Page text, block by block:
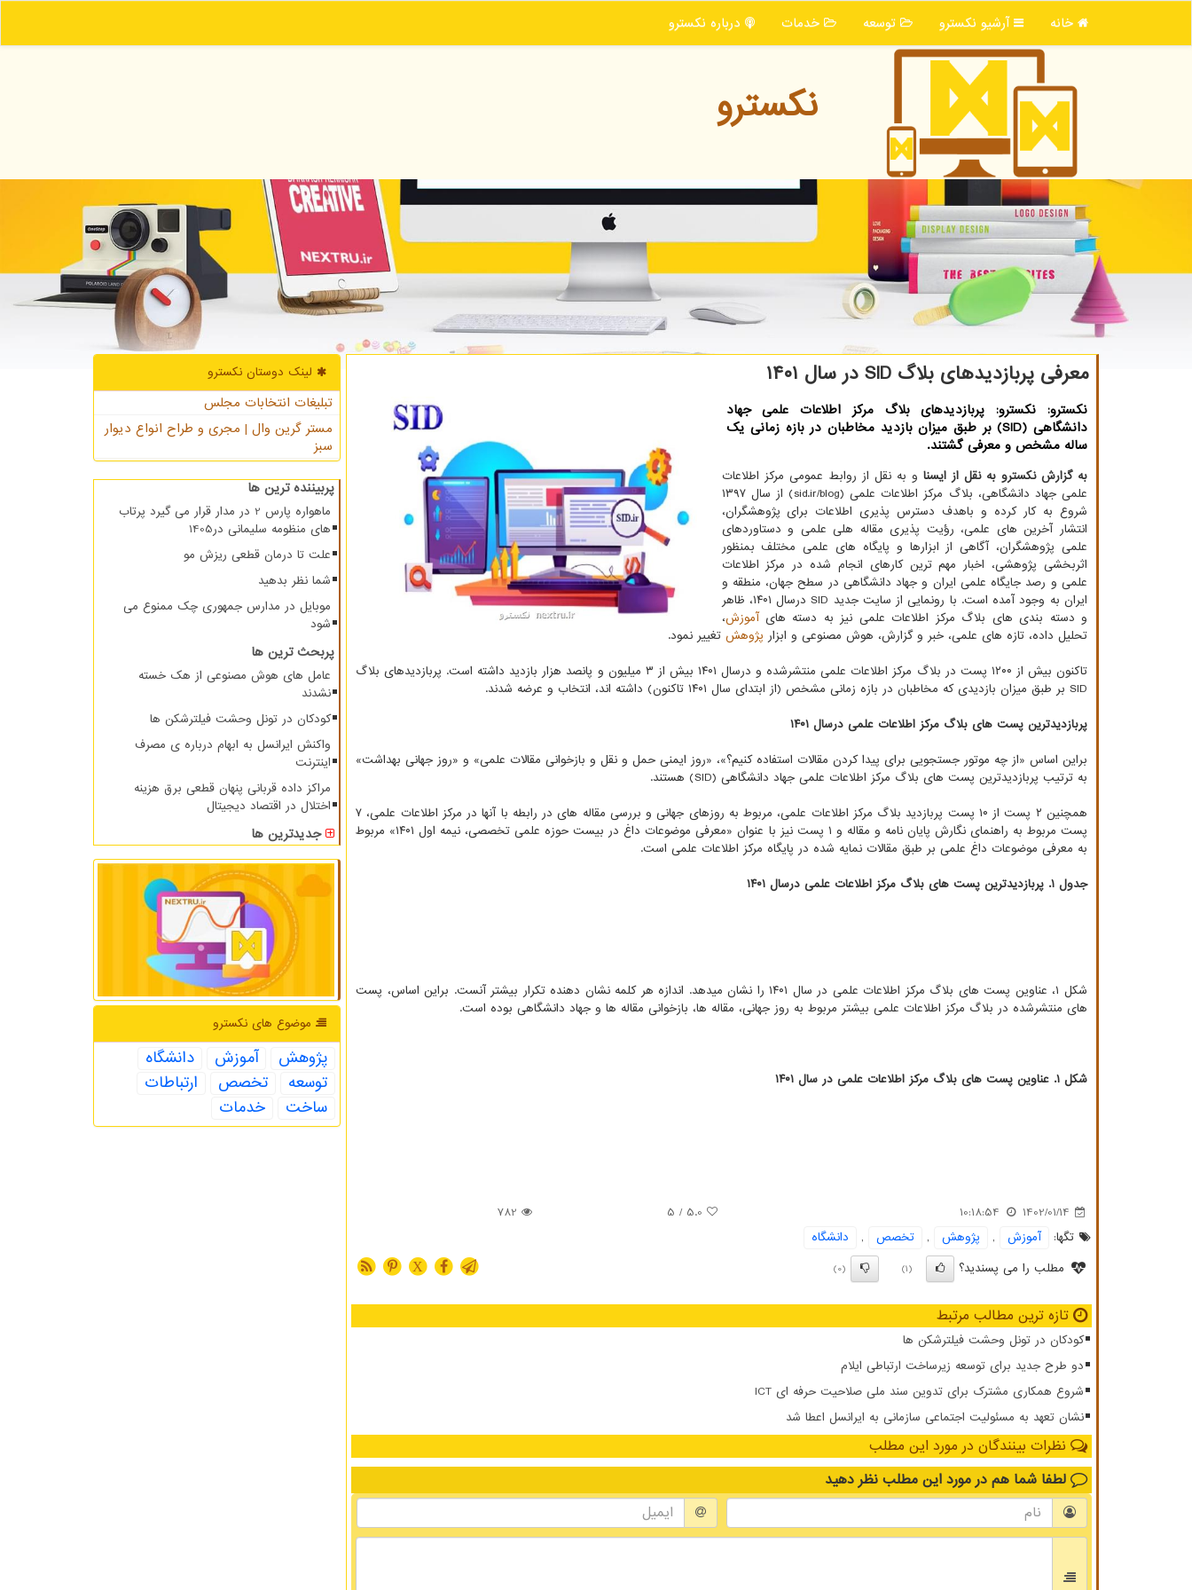
خانه آرشیو نكسترو توسعه خدمات درباره نكسترو
نكسترو
معرفی پربازدیدهای بلاگ SID در سال ۱۴۰۱
نکسترو: نکسترو: پربازدیدهای بلاگ مرکز اطلاعات علمی جهاد
دانشگاهی (SID) بر طبق میزان بازدید مخاطبان در بازه زمانی یک
ساله مشخص و معرفی گشتند.
به گزارش نکسترو به نقل از ایسنا و به نقل از روابط عمومی مرکز اطلاعات
علمی جهاد دانشگاهی، بلاگ مرکز اطلاعات علمی (sid.ir/blog) از سال ۱۳۹۷
شروع به کار کرده و باهدف دسترس پذیری اطلاعات برای پژوهشگران،
انتشار آخرین های علمی، رؤیت پذیری مقاله هلی علمی و دستاوردهای
علمی پژوهشگران، آگاهی از ابزارها و پایگاه های علمی مختلف بمنظور
اثربخشی پژوهشی، اخبار مهم ترین کارهای انجام شده در مرکز اطلاعات
علمی و رصد جایگاه علمی ایران و جهاد دانشگاهی در سطح جهان، منطقه و
ایران به وجود آمده است. با رونمایی از سایت جدید SID درسال ۱۴۰۱، ظاهر
و دسته بندی های بلاگ مرکز اطلاعات علمی نیز به دسته هایآموزش،
تحلیل داده، تازه های علمی، خبر و گزارش، هوش مصنوعی و ابزار پژوهش تغییر نمود.
تاکنون بیش از ۱۲۰۰ پست در بلاگ مرکز اطلاعات علمی منتشرشده و درسال ۱۴۰۱ بیش از ۳ میلیون و پانصد هزار بازدید داشته است. پربازدیدهای بلاگ
SID بر طبق میزان بازدیدی که مخاطبان در بازه زمانی مشخص (از ابتدای سال ۱۴۰۱ تاکنون) داشته اند، انتخاب و عرضه شدند.
پربازدیدترین پست های بلاگ مرکز اطلاعات علمی درسال ۱۴۰۱
براین اساس «از چه موتور جستجویی برای پیدا کردن مقالات استفاده کنیم؟»، «روز ایمنی حمل و نقل و بازخوانی مقالات علمی» و «روز جهانی بهداشت»
به ترتیب پربازدیدترین پست های بلاگ مرکز اطلاعات علمی جهاد دانشگاهی (SID) هستند.
همچنین ۲ پست از ۱۰ پست پربازدید بلاگ مرکز اطلاعات علمی، مربوط به روزهای جهانی و بررسی مقاله های در رابطه با آنها در مرکز اطلاعات علمی، ۷
پست مربوط به راهنمای نگارش پایان نامه و مقاله و ۱ پست نیز با عنوان «معرفی موضوعات داغ در بیست حوزه علمی تخصصی، نیمه اول ۱۴۰۱» مربوط
به معرفی موضوعات داغ علمی بر طبق مقالات نمایه شده در پایگاه مرکز اطلاعات علمی است.
جدول ۱. پربازدیدترین پست های بلاگ مرکز اطلاعات علمی درسال ۱۴۰۱
شکل ۱، عناوین پست های بلاگ مرکز اطلاعات علمی در سال ۱۴۰۱ را نشان میدهد. اندازه هر کلمه نشان دهنده تکرار بیشتر آنست. براین اساس، پست
های منتشرشده در بلاگ مرکز اطلاعات علمی بیشتر مربوط به روز جهانی، مقاله ها، بازخوانی مقاله ها و جهاد دانشگاهی بوده است.
شکل ۱. عناوین پست های بلاگ مرکز اطلاعات علمی در سال ۱۴۰۱
1402/01/14
10:18:54
5.0
/ 5
782
تگها:
آموزش , پژوهش , تخصص ,
دانشگاه
مطلب را می پسندید؟
(1)
(0)
X
تازه ترین مطالب مرتبط
کودکان در تونل وحشت فیلترشکن ها
دو طرح جدید برای توسعه زیرساخت ارتباطی ایلام
شروع همکاری مشترک برای تدوین سند ملی صلاحیت حرفه ای ICT
نشان تعهد به مسئولیت اجتماعی سازمانی به ایرانسل اعطا شد
نظرات بینندگان در مورد این مطلب
لطفا شما هم در مورد این مطلب نظر دهید
لینک دوستان نكسترو
تبلیغات انتخابات مجلس
مستر گرین وال | مجری و طراح انواع دیوار
سبز
پربیننده ترین ها
ماهواره پارس 2 در مدار قرار می گیرد پرتاب
های منظومه سلیمانی در1405
علت تا درمان قطعی ریزش مو
شما نظر بدهید
موبایل در مدارس جمهوری چک ممنوع می
شود
پربحث ترین ها
عامل های هوش مصنوعی از هک خسته
نشدند
کودکان در تونل وحشت فیلترشکن ها
واکنش ایرانسل به ابهام درباره ی مصرف
اینترنت
مراکز داده قربانی پنهان قطعی برق هزینه
اختلال در اقتصاد دیجیتال
جدیدترین ها
موضوع های نكسترو
پژوهش آموزش
دانشگاه
توسعه
تخصص
ارتباطات
ساخت
خدمات